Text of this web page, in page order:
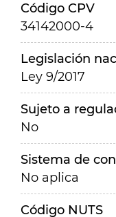
Código CPV
34142000-4
Legislación
Ley 9/2017
Sujeto a
No
Sistema de
No aplica
Código NUTS